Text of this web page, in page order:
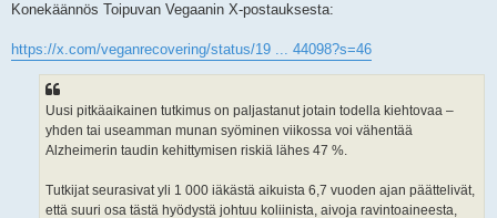
Konekäännös Toipuvan Vegaanin X-postauksesta:
https://x.com/veganrecovering/status/19 ... 44098?s=46
Uusi pitkäaikainen tutkimus on paljastanut jotain todella kiehtovaa –
yhden tai useamman munan syöminen viikossa voi vähentää
Alzheimerin taudin kehittymisen riskiä lähes 47 %.
Tutkijat seurasivat yli 1 000 iäkästä aikuista 6,7 vuoden ajan päättelivät,
että suuri osa tästä hyödystä johtuu koliinista, aivoja ravintoaineesta,